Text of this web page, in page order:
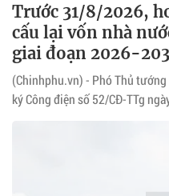
Trước 31/8/2026,
cấu lại vốn nhà
giai đoạn 2026-
(Chinhphu.vn) - Phó Thủ
ký Công điện số 52/CĐ-TTg
cơ cấu lại vốn nhà nước tại